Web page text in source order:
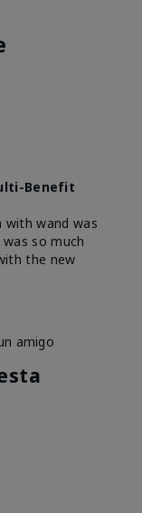
Benefit
with wand was
so much
the new
amigo